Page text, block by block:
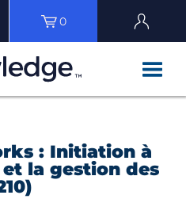
0
: Initiation à
la gestion des